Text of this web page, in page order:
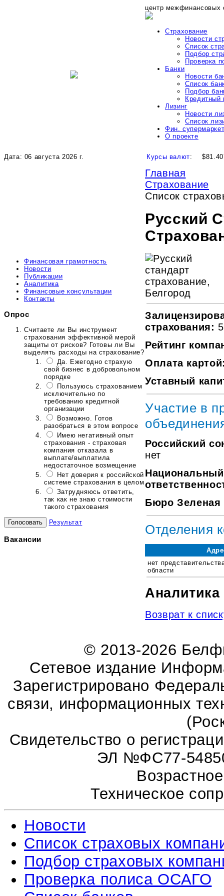
центр межфинансовых
Страхование
Новости
Список
Подбор
Проверка
Банки
Новости
Список
Подбор
Кредитный
Лизинг
Новости
Список
Фин.
О проекте
Дата: 06 августа 2026 г. Курсы валют:
Финансовая грамотность
Новости
Публикации
Аналитика
Финансовые консультации
Контакты
Опрос
Считаете ли Вы инструмент
страхования эффективной мерой
защиты от рисков? Готовы ли Вы
выделять расходы на страхование?
Да. Ежегодно страхую
свой бизнес в добровольном
порядке
Пользуюсь страхованием
исключительно по
требованию кредитной
организации
Возможно. Готов
разобраться в этом вопросе
Имею негативный опыт
страхования - страховая
компания отказала в
выплате/выплатила
недостаточное возмещение
Нет доверия к российской
системе страхования в целом
Затрудняюсь ответить,
так как не знаю стоимости
такого страхования
Результат
Вакансии
Главная
Страхование
Список
Русский
страхования: 5
Рейтинг
Оплата
Уставный
Участие в
Российский
нет
Бюро Зеленая
Отделения
нет
области
Возврат к
© 2013-2026
Сетевое издание
Зарегистрировано
связи, информационных
Свидетельство о
ЭЛ №ФС77-
Техническое
Новости
Список страховых
Подбор страховых
Проверка полиса ОСАГО